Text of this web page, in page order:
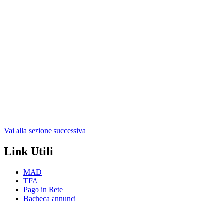
Vai alla sezione successiva
Link Utili
MAD
TFA
Pago in Rete
Bacheca annunci